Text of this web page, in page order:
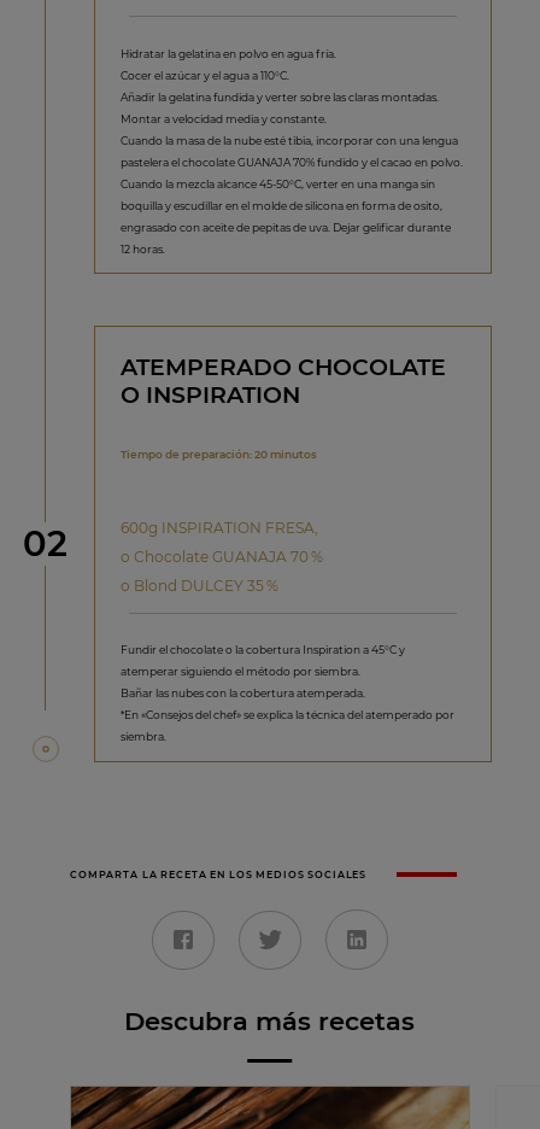
Hidratar la gelatina en polvo en agua fría.
Cocer el azúcar y el agua a 110°C.
Añadir la gelatina fundida y verter sobre las claras montadas.
Montar a velocidad media y constante.
Cuando la masa de la nube esté tibia, incorporar con una lengua
pastelera el chocolate GUANAJA 70% fundido y el cacao en polvo.
Cuando la mezcla alcance 45-50°C, verter en una manga sin
boquilla y escudillar en el molde de silicona en forma de osito,
engrasado con aceite de pepitas de uva. Dejar gelificar durante
12 horas.
Paso
02
ATEMPERADO CHOCOLATE
O INSPIRATION
Tiempo de preparación: 20 minutos
600g INSPIRATION FRESA,
o Chocolate GUANAJA 70 %
o Blond DULCEY 35 %
Fundir el chocolate o la cobertura Inspiration a 45°C y
atemperar siguiendo el método por siembra.
Bañar las nubes con la cobertura atemperada.
*En «Consejos del chef» se explica la técnica del atemperado por
siembra.
COMPARTA LA RECETA EN LOS MEDIOS SOCIALES
Descubra más recetas